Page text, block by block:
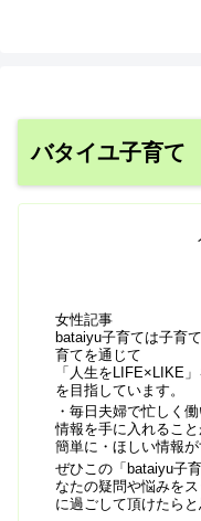
バタイユ子育て
女性記事
bataiyu子育ては子育
育てを通じて
「人生をLIFE×LIKE
を目指しています。
・毎日夫婦で忙しく
情報を手に入れるこ
簡単に・ほしい情報が
ぜひこの「bataiyu子
なたの疑問や悩みを
に過ごして頂けたらと